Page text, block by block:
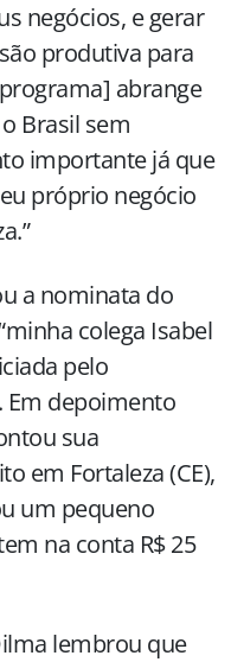
negócios, e gerar
produtiva para
abrange
Brasil sem
importante já que
próprio negócio
a nominata do
colega Isabel
pelo
Em depoimento
sua
em Fortaleza (CE),
um pequeno
na conta R$ 25
lembrou que